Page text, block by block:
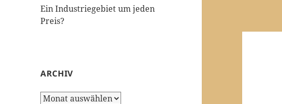
Ein Industriegebiet um jeden
Preis?
ARCHIV
Archiv